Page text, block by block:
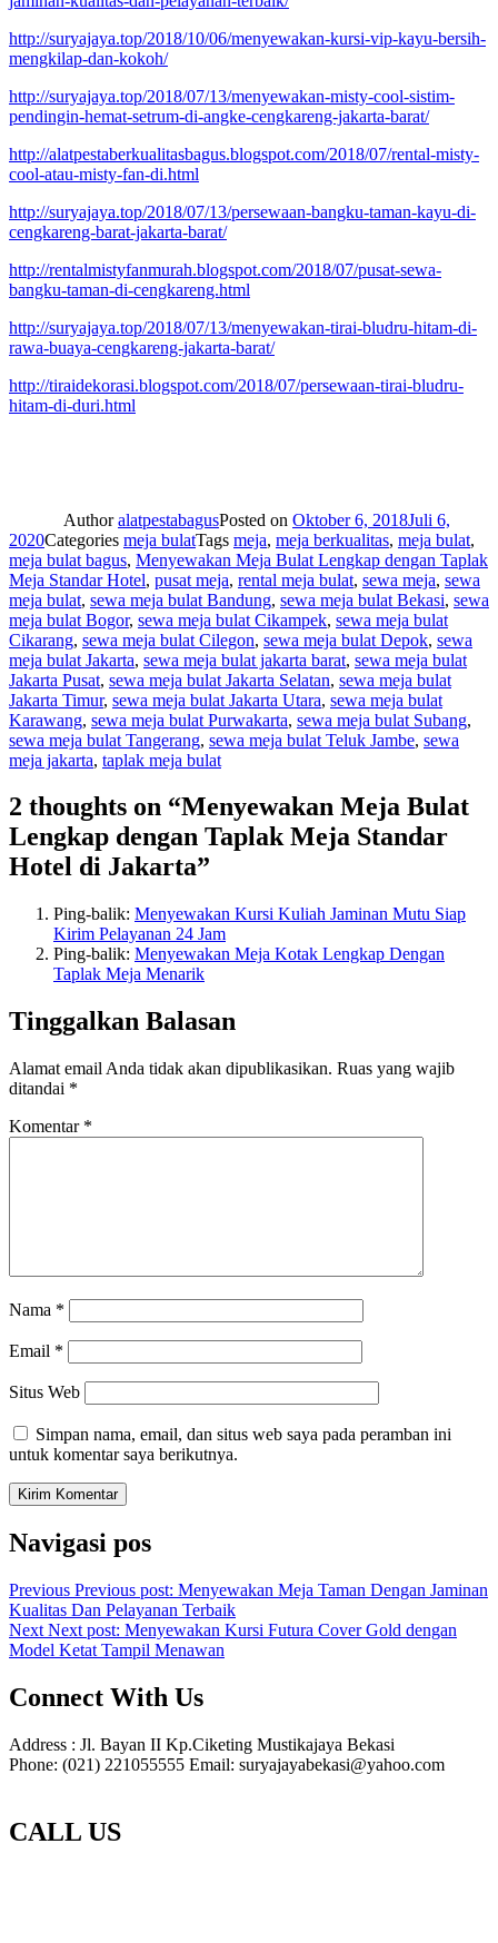
http://suryajaya.top/2018/10/06/menyewakan-kursi-vip-kayu-bersih-
mengkilap-dan-kokoh/
http://suryajaya.top/2018/07/13/menyewakan-misty-cool-sistim-
pendingin-hemat-setrum-di-angke-cengkareng-jakarta-barat/
http://alatpestaberkualitasbagus.blogspot.com/2018/07/rental-misty-
cool-atau-misty-fan-di.html
http://suryajaya.top/2018/07/13/persewaan-bangku-taman-kayu-di-
cengkareng-barat-jakarta-barat/
http://rentalmistyfanmurah.blogspot.com/2018/07/pusat-sewa-
bangku-taman-di-cengkareng.html
http://suryajaya.top/2018/07/13/menyewakan-tirai-bludru-hitam-di-
rawa-buaya-cengkareng-jakarta-barat/
http://tiraidekorasi.blogspot.com/2018/07/persewaan-tirai-bludru-
hitam-di-duri.html
AuthoralatpestabagusPosted on Oktober 6, 2018Juli 6,
2020Categories meja bulatTags meja, meja berkualitas, meja bulat,
meja bulat bagus, Menyewakan Meja Bulat Lengkap dengan Taplak
Meja Standar Hotel, pusat meja, rental meja bulat, sewa meja, sewa
meja bulat, sewa meja bulat Bandung, sewa meja bulat Bekasi, sewa
meja bulat Bogor, sewa meja bulat Cikampek, sewa meja bulat
Cikarang, sewa meja bulat Cilegon, sewa meja bulat Depok, sewa
meja bulat Jakarta, sewa meja bulat jakarta barat, sewa meja bulat
Jakarta Pusat, sewa meja bulat Jakarta Selatan, sewa meja bulat
Jakarta Timur, sewa meja bulat Jakarta Utara, sewa meja bulat
Karawang, sewa meja bulat Purwakarta, sewa meja bulat Subang,
sewa meja bulat Tangerang, sewa meja bulat Teluk Jambe, sewa
meja jakarta, taplak meja bulat
2 thoughts on “Menyewakan Meja Bulat
Lengkap dengan Taplak Meja Standar
Hotel di Jakarta”
Ping-balik: Menyewakan Kursi Kuliah Jaminan Mutu Siap
Kirim Pelayanan 24 Jam
Ping-balik: Menyewakan Meja Kotak Lengkap Dengan
Taplak Meja Menarik
Tinggalkan Balasan
Alamat email Anda tidak akan dipublikasikan. Ruas yang wajib
ditandai *
Komentar *
Nama *
Email *
Situs Web
Simpan nama, email, dan situs web saya pada peramban ini
untuk komentar saya berikutnya.
Navigasi pos
Previous Previous post: Menyewakan Meja Taman Dengan Jaminan
Kualitas Dan Pelayanan Terbaik
Next Next post: Menyewakan Kursi Futura Cover Gold dengan
Model Ketat Tampil Menawan
Connect With Us
Address : Jl. Bayan II Kp.Ciketing Mustikajaya Bekasi
Phone: (021) 221055555 Email: suryajayabekasi@yahoo.com
CALL US